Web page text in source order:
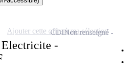
Electricite -
CDINon renseigné
Ajouter cette offre à ma sélection